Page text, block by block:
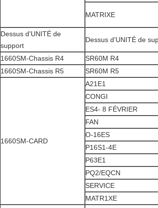
MATRIXE
Dessus d'UNITÉ de
support
Dessus d'UNITÉ de
1660SM-Chassis R4 SR60M R4
1660SM-Chassis R5
SR60M R5
1660SM-CARD
A21E1
CONGI
ES4- 8 FÉVRIER
FAN
O-16ES
P16S1-4E
P63E1
PQ2/EQCN
SERVICE
MATR1XE